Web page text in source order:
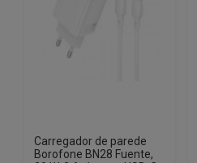
Carregador de parede
Borofone BN28 Fuente,